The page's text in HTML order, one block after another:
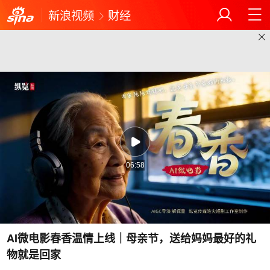
新浪视频 财经
06:58
AI微电影春香温情上线｜母亲节，送给妈妈最好的礼
物就是回家